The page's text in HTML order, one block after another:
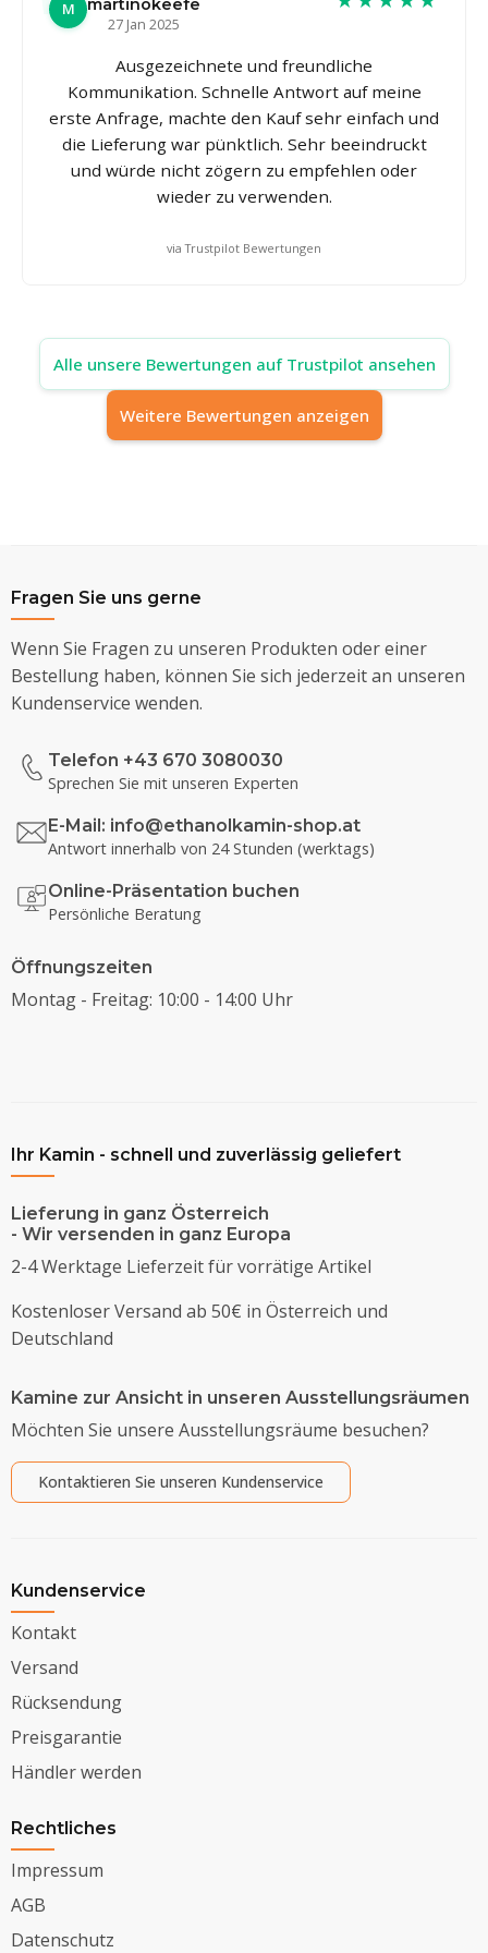
M
27 Jan 2025
Ausgezeichnete und freundliche
Kommunikation. Schnelle Antwort auf meine
erste Anfrage, machte den Kauf sehr einfach und
die Lieferung war pünktlich. Sehr beeindruckt
und würde nicht zögern zu empfehlen oder
wieder zu verwenden.
via Trustpilot Bewertungen
Alle unsere Bewertungen auf Trustpilot ansehen
Weitere Bewertungen anzeigen
Fragen Sie uns gerne
Wenn Sie Fragen zu unseren Produkten oder einer
Bestellung haben, können Sie sich jederzeit an unseren
Kundenservice wenden.
Telefon +43 670 3080030
Sprechen Sie mit unseren Experten
E-Mail: info@ethanolkamin-shop.at
Antwort innerhalb von 24 Stunden (werktags)
Online-Präsentation buchen
Persönliche Beratung
Öffnungszeiten
Montag - Freitag: 10:00 - 14:00 Uhr
Ihr Kamin - schnell und zuverlässig geliefert
Lieferung in ganz Österreich
- Wir versenden in ganz Europa
2-4 Werktage Lieferzeit für vorrätige Artikel
Kostenloser Versand ab 50€ in Österreich und
Deutschland
Kamine zur Ansicht in unseren Ausstellungsräumen
Möchten Sie unsere Ausstellungsräume besuchen?
Kontaktieren Sie unseren Kundenservice
Kundenservice
Kontakt
Versand
Rücksendung
Preisgarantie
Händler werden
Rechtliches
Impressum
AGB
Datenschutz